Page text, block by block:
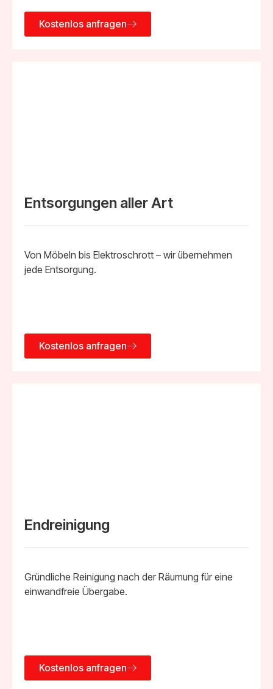
Kostenlos anfragen
Entsorgungen aller Art
Von Möbeln bis Elektroschrott – wir übernehmen
jede Entsorgung.
Kostenlos anfragen
Endreinigung
Gründliche Reinigung nach der Räumung für eine
einwandfreie Übergabe.
Kostenlos anfragen